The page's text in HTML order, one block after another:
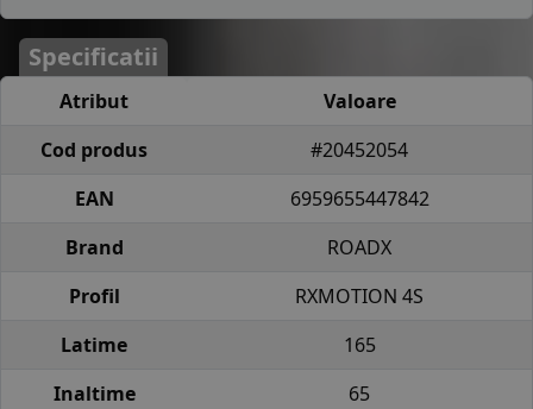
Specificatii
Atribut
Valoare
Cod produs
#20452054
EAN
6959655447842
Brand
ROADX
Profil
RXMOTION 4S
Latime
165
Inaltime
65